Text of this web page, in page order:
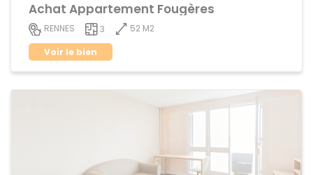
Achat Appartement Fougères
RENNES 3
52 M2
Voir le bien